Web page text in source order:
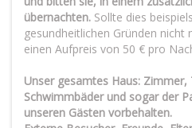
übernachten. Sollte dies
gesundheitlichen Gründen
einen Aufpreis von 50 € pro
Unser gesamtes Haus: Zimmer,
Schwimmbäder und sogar der
unseren Gästen vorbehalten.